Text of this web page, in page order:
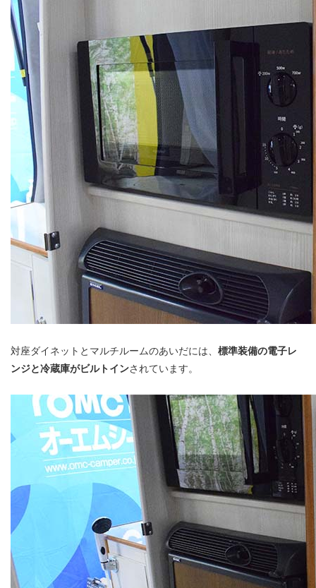
対座ダイネットとマルチルームのあいだには、 標準装備の電子レ
ンジと冷蔵庫がビルトインされています。